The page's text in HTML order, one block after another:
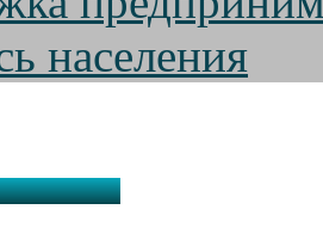
населения